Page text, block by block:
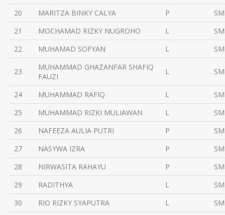
20
MARITZA BINKY CALYA P
21
MOCHAMAD RIZKY NUGROHO L
22
MUHAMAD SOFYAN L
23
MUHAMMAD GHAZANFAR SHAFIQ
FAUZI
L
24 MUHAMMAD RAFIQ L
25
MUHAMMAD RIZKI MULIAWAN L
26
NAFEEZA AULIA PUTRI P
27
NASYWA IZRA P
28
NIRWASITA RAHAYU P
29
RADITHYA L
30
RIO RIZKY SYAPUTRA L